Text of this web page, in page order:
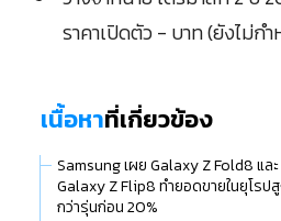
ราคาเปิดตัว - บาท (ยังไม่ก
เนื้อหาที่เกี่ยวข้อง
Samsung เผย Galaxy Z Fold8 และ
Galaxy Z Flip8 ทำยอดขายในยุโรป
กว่ารุ่นก่อน 20%